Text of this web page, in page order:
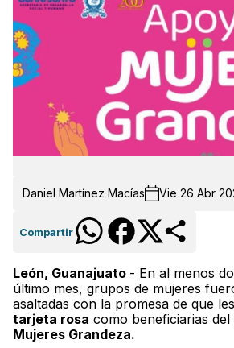
Daniel Martínez Macías Vie 26 Abr
Compartir
León, Guanajuato - En al menos
último mes, grupos de mujeres
asaltadas con la promesa de que
tarjeta rosa como beneficiarias del
Mujeres Grandeza.